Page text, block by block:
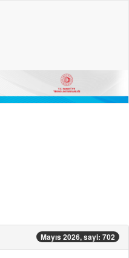
Mayıs 2026, sayi: 702